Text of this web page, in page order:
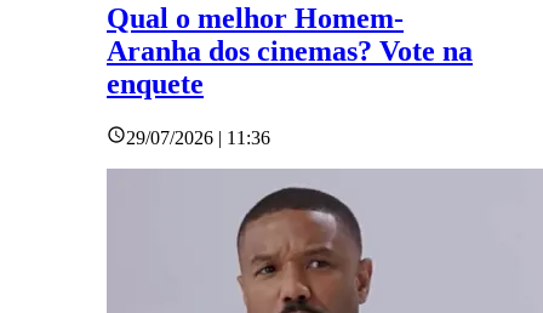
Qual o melhor Homem-
Aranha dos cinemas? Vote na
enquete
29/07/2026 | 11:36